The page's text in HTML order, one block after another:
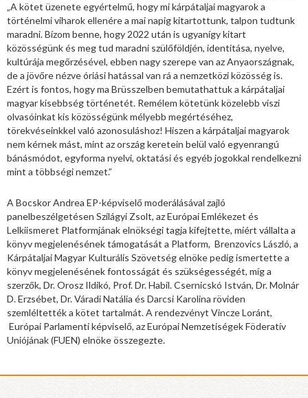
„A kötet üzenete egyértelmű, hogy mi kárpátaljai magyarok a
történelmi viharok ellenére a mai napig kitartottunk, talpon tudtunk
maradni. Bízom benne, hogy 2022 után is ugyanígy kitart
közösségünk és meg tud maradni szülőföldjén, identitása, nyelve,
kultúrája megőrzésével, ebben nagy szerepe van az Anyaországnak,
de a jövőre nézve óriási hatással van rá a nemzetközi közösség is.
Ezért is fontos, hogy ma Brüsszelben bemutathattuk a kárpátaljai
magyar kisebbség történetét. Remélem kötetünk közelebb viszi
olvasóinkat kis közösségünk mélyebb megértéséhez,
törekvéseinkkel való azonosuláshoz! Hiszen a kárpátaljai magyarok
nem kérnek mást, mint az ország keretein belül való egyenrangú
bánásmódot, egyforma nyelvi, oktatási és egyéb jogokkal rendelkezni
mint a többségi nemzet.”
A Bocskor Andrea EP-képviselő moderálásával zajló
panelbeszélgetésen Szilágyi Zsolt, az Európai Emlékezet és
Lelkiismeret Platformjának elnökségi tagja kifejtette, miért vállalta a
könyv megjelenésének támogatását a Platform, Brenzovics László, a
Kárpátaljai Magyar Kulturális Szövetség elnöke pedig ismertette a
könyv megjelenésének fontosságát és szükségességét, míg a
szerzők, Dr. Orosz Ildikó, Prof. Dr. Habil. Csernicskó István, Dr. Molnár
D. Erzsébet, Dr. Váradi Natália és Darcsi Karolina röviden
szemléltették a kötet tartalmát. A rendezvényt Vincze Loránt,
Európai Parlamenti képviselő, az Európai Nemzetiségek Föderatív
Uniójának (FUEN) elnöke összegezte.